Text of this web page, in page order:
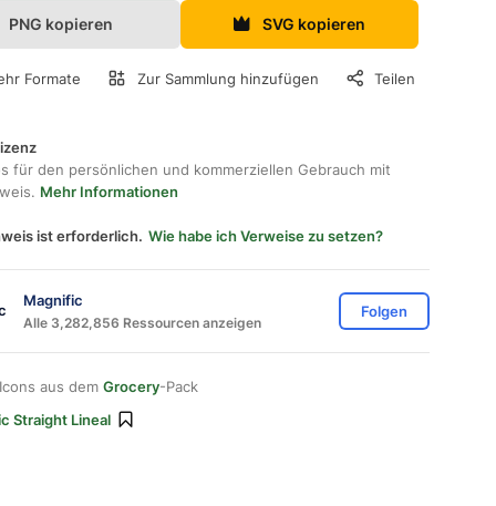
PNG kopieren SVG kopieren
Formate Zur Sammlung hinzufügen Teilen
für den persönlichen und kommerziellen Gebrauch mit
Mehr Informationen
ist erforderlich. Wie habe ich Verweise zu setzen?
Magnific
Alle 3,282,856 Ressourcen anzeigen
Folgen
aus dem Grocery-Pack
Straight Lineal